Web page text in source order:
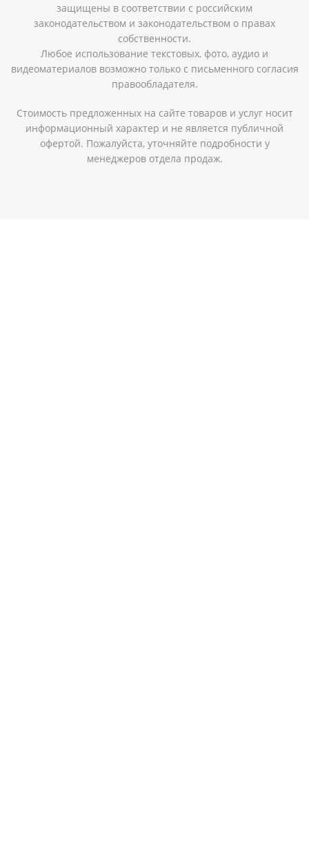
защищены в соответствии с российским
законодательством и законодательством о правах
собственности.
Любое использование текстовых, фото, аудио и
видеоматериалов возможно только с письменного согласия
правообладателя.
Стоимость предложенных на сайте товаров и услуг носит
информационный характер и не является публичной
офертой. Пожалуйста, уточняйте подробности у
менеджеров отдела продаж.